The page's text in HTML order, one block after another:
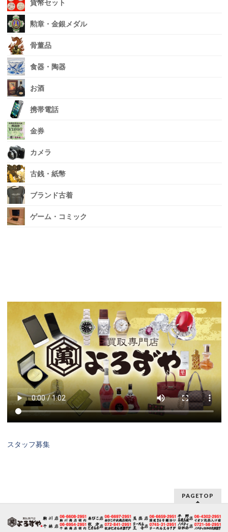
貨幣セット
勲章・金銀メダル
骨董品
食器・陶器
お酒
携帯電話
金券
カメラ
古銭・紙幣
ブランド古着
ゲーム・コミック
スタッフ募集
PAGETOP